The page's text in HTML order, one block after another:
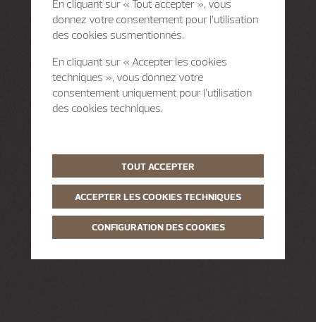
En cliquant sur « Tout accepter », vous
donnez votre consentement pour l’utilisation
des cookies susmentionnés.
En cliquant sur « Accepter les cookies
techniques », vous donnez votre
consentement uniquement pour l’utilisation
des cookies techniques.
TOUT ACCEPTER
ACCEPTER LES COOKIES TECHNIQUES
CONFIGURATION DES COOKIES